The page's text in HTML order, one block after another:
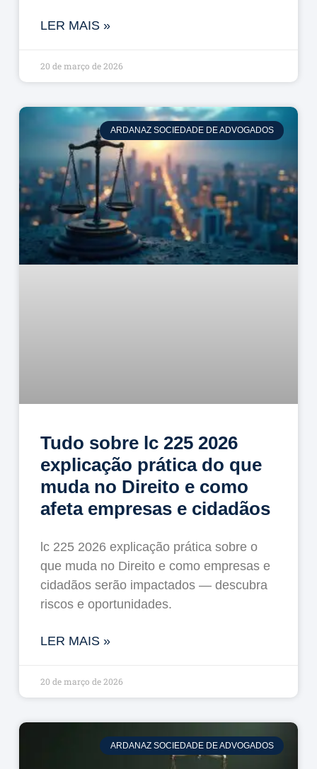
LER MAIS »
20 de março de 2026
ARDANAZ SOCIEDADE DE ADVOGADOS
Tudo sobre lc 225 2026
explicação prática do que
muda no Direito e como
afeta empresas e cidadãos
lc 225 2026 explicação prática sobre o
que muda no Direito e como empresas e
cidadãos serão impactados — descubra
riscos e oportunidades.
LER MAIS »
20 de março de 2026
ARDANAZ SOCIEDADE DE ADVOGADOS